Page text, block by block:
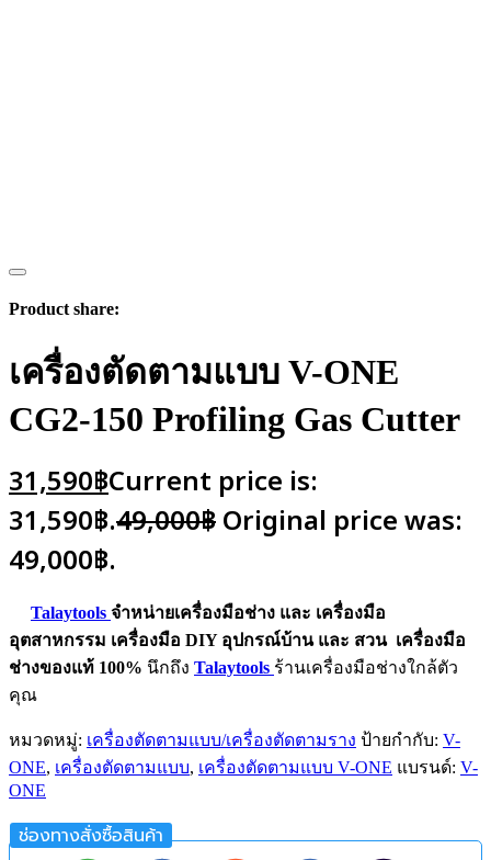
Product share:
เครื่องตัดตามแบบ V-ONE
CG2-150 Profiling Gas Cutter
31,590฿Current price is:
31,590฿.49,000฿Original price was:
49,000฿.
Talaytools จำหน่ายเครื่องมือช่าง และ เครื่องมือ
อุตสาหกรรม เครื่องมือ DIY อุปกรณ์บ้าน และ สวน เครื่องมือ
ช่างของแท้ 100% นึกถึง Talaytools ร้านเครื่องมือช่างใกล้ตัว
คุณ
หมวดหมู่: เครื่องตัดตามแบบ/เครื่องตัดตามราง ป้ายกำกับ: V-
ONE, เครื่องตัดตามแบบ, เครื่องตัดตามแบบ V-ONE แบรนด์: V-
ONE
ช่องทางสั่งซื้อสินค้า